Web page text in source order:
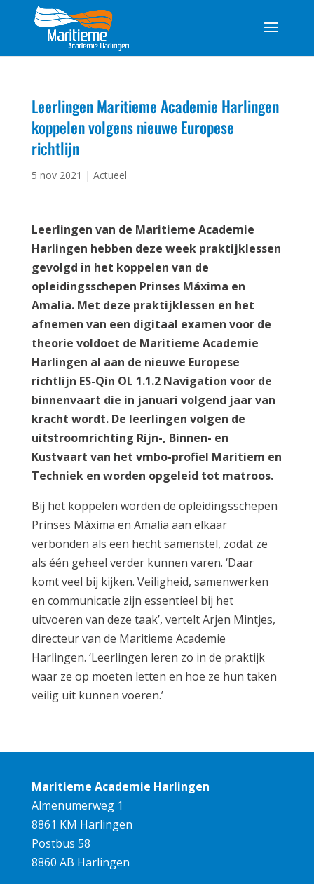
Leerlingen Maritieme Academie Harlingen
koppelen volgens nieuwe Europese
richtlijn
5 nov 2021 | Actueel
Leerlingen van de Maritieme Academie
Harlingen hebben deze week praktijklessen
gevolgd in het koppelen van de
opleidingsschepen Prinses Máxima en
Amalia. Met deze praktijklessen en het
afnemen van een digitaal examen voor de
theorie voldoet de Maritieme Academie
Harlingen al aan de nieuwe Europese
richtlijn ES-Qin OL 1.1.2 Navigation voor de
binnenvaart die in januari volgend jaar van
kracht wordt. De leerlingen volgen de
uitstroomrichting Rijn-, Binnen- en
Kustvaart van het vmbo-profiel Maritiem en
Techniek en worden opgeleid tot matroos.
Bij het koppelen worden de opleidingsschepen
Prinses Máxima en Amalia aan elkaar
verbonden als een hecht samenstel, zodat ze
als één geheel verder kunnen varen. ‘Daar
komt veel bij kijken. Veiligheid, samenwerken
en communicatie zijn essentieel bij het
uitvoeren van deze taak’, vertelt Arjen Mintjes,
directeur van de Maritieme Academie
Harlingen. ‘Leerlingen leren zo in de praktijk
waar ze op moeten letten en hoe ze hun taken
veilig uit kunnen voeren.’
Maritieme Academie Harlingen
Almenumerweg 1
8861 KM Harlingen
Postbus 58
8860 AB Harlingen